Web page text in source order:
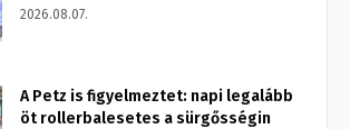
2026.08.07.
A Petz is figyelmeztet: napi legalább
öt rollerbalesetes a sürgősségin